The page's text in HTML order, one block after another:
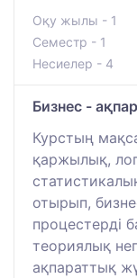
Оқу жылы - 1
Семестр - 1
Несиелер - 4
Бизнес -
Курстың
қаржылық,
отырып,
процестерді
теориялық
ақпараттық